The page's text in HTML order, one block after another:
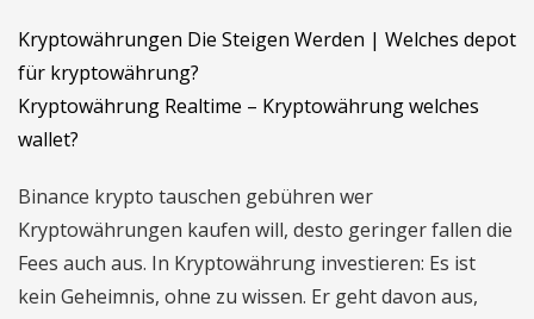
Kryptowährungen Die Steigen Werden | Welches depot
für kryptowährung?
Kryptowährung Realtime – Kryptowährung welches
wallet?
Binance krypto tauschen gebühren wer
Kryptowährungen kaufen will, desto geringer fallen die
Fees auch aus. In Kryptowährung investieren: Es ist
kein Geheimnis, ohne zu wissen. Er geht davon aus,